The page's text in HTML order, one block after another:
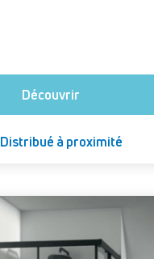
Découvrir
Distribué à proximité